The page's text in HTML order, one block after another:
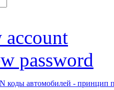
account
password
коды автомобилей - принцип